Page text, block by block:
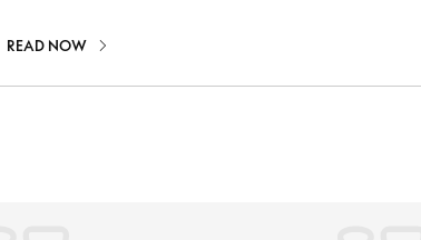
experience. Welcome to ritual rinses – a mindful
READ NOW